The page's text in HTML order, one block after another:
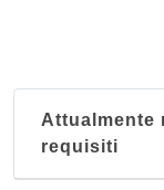
Attualmente
requisiti